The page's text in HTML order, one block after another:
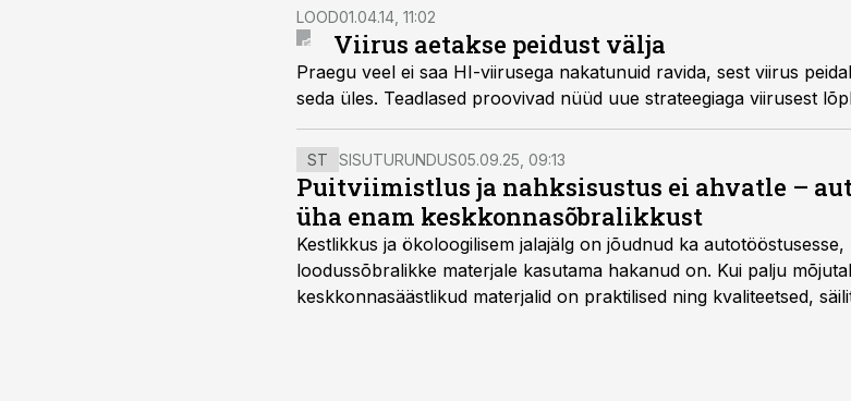
LOOD01.04.14, 11:02
Viirus aetakse peidust välja
Praegu veel ei saa HI-viirusega nakatunuid ravida, sest viirus
seda üles. Teadlased proovivad nüüd uue strateegiaga viirusest
ST SISUTURUNDUS05.09.25, 09:13
Puitviimistlus ja nahksisustus ei ahvatle –
üha enam keskkonnasõbralikkust
Kestlikkus ja ökoloogilisem jalajälg on jõudnud ka
loodussõbralikke materjale kasutama hakanud on. Kui palju
keskkonnasäästlikud materjalid on praktilised ning kvaliteetsed,